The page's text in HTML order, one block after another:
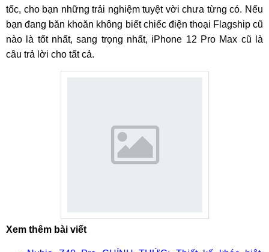
tốc, cho bạn những trải nghiệm tuyệt vời chưa từng có. Nếu
bạn đang băn khoăn không biết chiếc điện thoại Flagship cũ
nào là tốt nhất, sang trọng nhất, iPhone 12 Pro Max cũ là
câu trả lời cho tất cả.
Xem thêm bài viết